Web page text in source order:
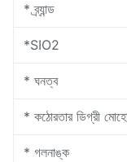
* ব্র্যান্ড
*SIO2
* ঘনত্ব
* কঠোরতার ডিগ্রী
* গলনাঙ্ক